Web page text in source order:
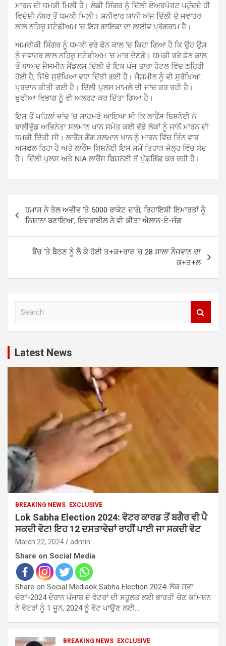
ਮਾਰਨ ਦੀ ਧਮਕੀ ਮਿਲੀ ਹੈ। ਲੇਡੀ ਸਿੰਗਰ ਨੂੰ ਦਿੱਲੀ ਏਅਰਪੋਰਟ ਪਹੁੰਚਦੇ ਹੀ
ਵਿਦੇਸ਼ੀ ਨੰਬਰ ਤੋਂ ਧਮਕੀ ਮਿਲੀ। ਸ਼ਨੀਵਾਰ ਯਾਨੀ ਅੱਜ ਦਿੱਲੀ ਦੇ ਜਵਾਹਰ
ਲਾਲ ਨਹਿਰੂ ਸਟੇਡੀਅਮ ‘ਚ ਇਸ ਗਾਇਕਾ ਦਾ ਲਾਈਵ ਪ੍ਰੋਗਰਾਮ ਹੈ।
ਅਮਰੀਕੀ ਸਿੰਗਰ ਨੂੰ ਧਮਕੀ ਭਰੇ ਫੋਨ ਕਾਲ ‘ਚ ਕਿਹਾ ਗਿਆ ਹੈ ਕਿ ਉਹ ਉਸ
ਨੂੰ ਜਵਾਹਰ ਲਾਲ ਨਹਿਰੂ ਸਟੇਡੀਅਮ ‘ਚ ਮਾਰ ਦੇਣਗੇ। ਧਮਕੀ ਭਰੇ ਫ਼ੋਨ ਕਾਲ
ਤੋਂ ਬਾਅਦ ਜੈਸਮੀਨ ਸੈਂਡਲਸ ਦਿੱਲੀ ਦੇ ਇਕ ਪੰਜ ਤਾਰਾ ਹੋਟਲ ਵਿੱਚ ਠਹਿਰੀ
ਹੋਈ ਹੈ, ਜਿੱਥੇ ਸੁਰੱਖਿਆ ਵਧਾ ਦਿੱਤੀ ਗਈ ਹੈ। ਜੈਸਮੀਨ ਨੂੰ ਵੀ ਸੁਰੱਖਿਆ
ਪ੍ਰਦਾਨ ਕੀਤੀ ਗਈ ਹੈ। ਦਿੱਲੀ ਪੁਲਸ ਮਾਮਲੇ ਦੀ ਜਾਂਚ ਕਰ ਰਹੀ ਹੈ।
ਖੁਫੀਆ ਵਿਭਾਗ ਨੂੰ ਵੀ ਅਲਰਟ ਕਰ ਦਿੱਤਾ ਗਿਆ ਹੈ।
ਇਸ ਤੋਂ ਪਹਿਲਾਂ ਜਾਂਚ ‘ਚ ਸਾਹਮਣੇ ਆਇਆ ਸੀ ਕਿ ਲਾਰੈਂਸ ਬਿਸ਼ਨੋਈ ਨੇ
ਬਾਲੀਵੁੱਡ ਅਭਿਨੇਤਾ ਸਲਮਾਨ ਖਾਨ ਸਮੇਤ ਕਈ ਵੱਡੇ ਲੋਕਾਂ ਨੂੰ ਜਾਨੋਂ ਮਾਰਨ ਦੀ
ਧਮਕੀ ਦਿੱਤੀ ਸੀ। ਲਾਰੈਂਸ ਗੈਂਗ ਸਲਮਾਨ ਖਾਨ ਨੂੰ ਮਾਰਨ ਵਿੱਚ ਤਿੰਨ ਵਾਰ
ਅਸਫਲ ਰਿਹਾ ਹੈ ਅਤੇ ਲਾਰੈਂਸ ਬਿਸ਼ਨੋਈ ਇਸ ਸਮੇਂ ਤਿਹਾੜ ਜੇਲ੍ਹ ਵਿੱਚ ਬੰਦ
ਹੈ। ਦਿੱਲੀ ਪੁਲਸ ਅਤੇ NIA ਲਾਰੈਂਸ ਬਿਸ਼ਨੋਈ ਤੋਂ ਪੁੱਛਗਿੱਛ ਕਰ ਰਹੀ ਹੈ।
navigation
ਹਮਾਸ ਨੇ ਤੇਲ ਅਵੀਵ ‘ਤੇ 5000 ਰਾਕੇਟ ਦਾਗੇ, ਰਿਹਾਇਸ਼ੀ ਇਮਾਰਤਾਂ ਨੂੰ
ਨਿਸ਼ਾਨਾ ਬਣਾਇਆ, ਇਜ਼ਰਾਈਲ ਨੇ ਵੀ ਕੀਤਾ ਐਲਾਨ-ਏ-ਜੰਗ
ਬੈਂਚ ‘ਤੇ ਬੈਠਣ ਨੂੰ ਲੈ ਕੇ ਹੋਈ ਤ+ਕ+ਰਾਰ ‘ਚ 28 ਸਾਲਾ ਨੌਜਵਾਨ ਦਾ
ਕ+ਤ+ਲ
c
h
Latest News
BREAKING NEWS EXCLUSIVE
Lok Sabha Election 2024: ਵੋਟਰ ਕਾਰਡ ਤੋਂ ਬਗੈਰ ਵੀ ਪੈ
ਸਕਦੀ ਵੋਟ! ਇਹ 12 ਦਸਤਾਵੇਜ਼ਾਂ ਰਾਹੀਂ ਪਾਈ ਜਾ ਸਕਦੀ ਵੋਟ
March 22, 2024 admin
Share on Social Media
Share on Social Mediaok Sabha Election 2024: ਲੋਕ ਸਭਾ
ਚੋਣਾਂ-2024 ਦੌਰਾਨ ਪੰਜਾਬ ਦੇ ਵੋਟਰਾਂ ਦੀ ਸਹੂਲਤ ਲਈ ਭਾਰਤੀ ਚੋਣ ਕਮਿਸ਼ਨ
ਨੇ ਵੋਟਰਾਂ ਨੂੰ 1 ਜੂਨ, 2024 ਨੂੰ ਵੋਟ ਪਾਉਣ ਲਈ…
BREAKING NEWS EXCLUSIVE